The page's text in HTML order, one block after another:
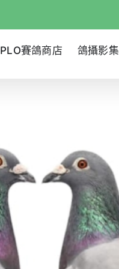
PLO賽鴿商店 鴿攝影集